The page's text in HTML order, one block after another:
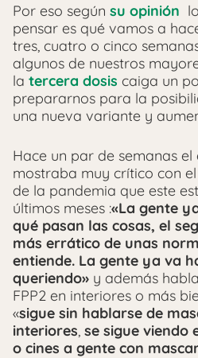
Por eso según su opinión
pensar es qué vamos a
tres, cuatro o cinco
algunos de nuestros
la tercera dosis caiga un
prepararnos para la
una nueva variante y
Hace un par de semanas
mostraba muy crítico con
de la pandemia que este
últimos meses :«La gente
qué pasan las cosas, el
más errático de unas
entiende. La gente ya va
queriendo» y además
FPP2 en interiores o más
«sigue sin hablarse de
interiores, se sigue viendo
o cines a gente con